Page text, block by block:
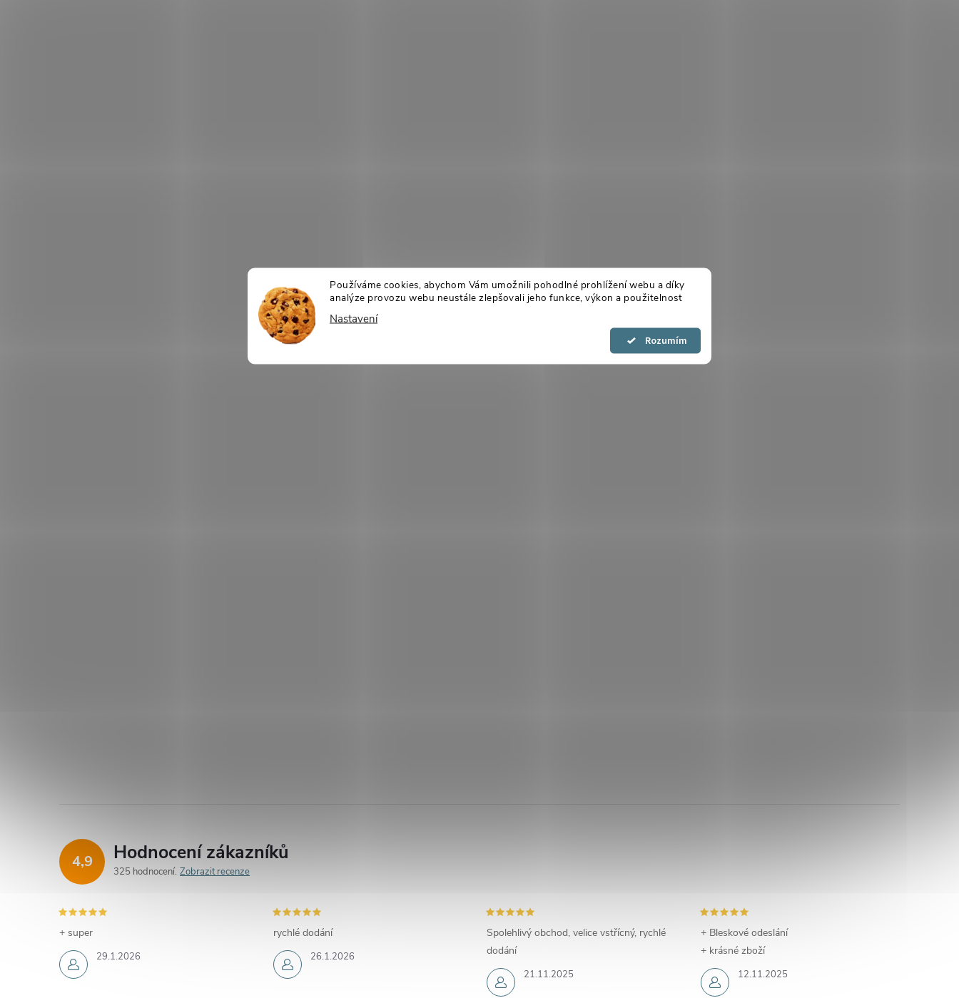
Používáme cookies, abychom Vám umožnili pohodlné prohlížení webu a díky
analýze provozu webu neustále zlepšovali jeho funkce, výkon a použitelnost
Nastavení
Souhlasím
4,9 Hodnocení zákazníků
325 hodnocení Zobrazit recenze
29.1.2026
+ super
26.1.2026
rychlé dodání
21.11.2025
Spolehlivý obchod, velice vstřícný, rychlé
dodání
12.11.2025
+ Bleskové odeslání
+ krásné zboží